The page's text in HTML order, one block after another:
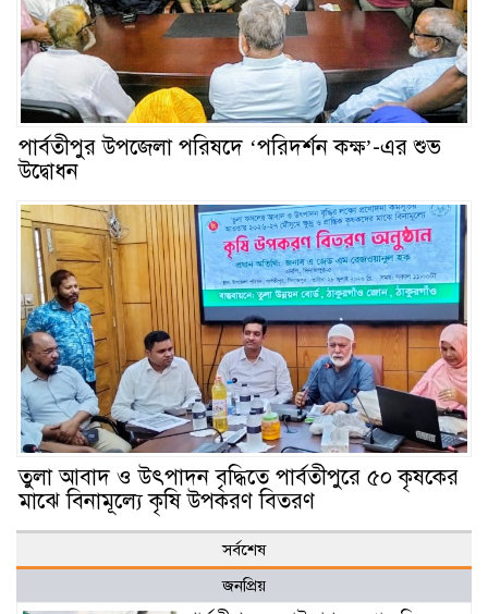
পার্বতীপুর উপজেলা পরিষদে ‘পরিদর্শন কক্ষ’-এর শুভ
উদ্বোধন
তুলা আবাদ ও উৎপাদন বৃদ্ধিতে পার্বতীপুরে ৫০ কৃষকের
মাঝে বিনামূল্যে কৃষি উপকরণ বিতরণ
সর্বশেষ
জনপ্রিয়